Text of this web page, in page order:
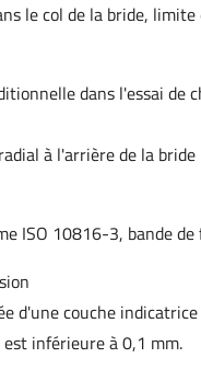
le col de la bride,
dans l'essai de
à l'arrière de la
ISO 10816-3, bande
d'une couche
inférieure à 0,1 mm.